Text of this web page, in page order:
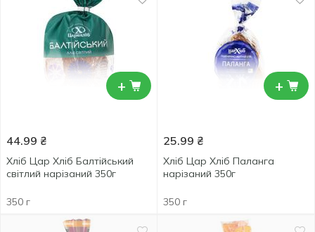
+
44.99 ₴
Хліб Цар Хліб Балтійський
світлий нарізаний 350г
350 г
+
25.99 ₴
Хліб Цар Хліб Паланга
нарізаний 350г
350 г